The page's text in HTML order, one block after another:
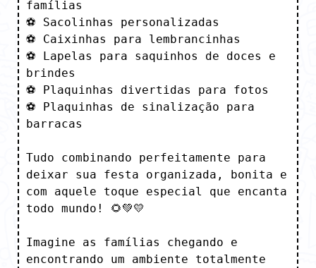
famílias
⚽ Sacolinhas personalizadas
⚽ Caixinhas para lembrancinhas
⚽ Lapelas para saquinhos de doces e
brindes
⚽ Plaquinhas divertidas para fotos
⚽ Plaquinhas de sinalização para
barracas
Tudo combinando perfeitamente para
deixar sua festa organizada, bonita e
com aquele toque especial que encanta
todo mundo! 🌻💚💛
Imagine as famílias chegando e
encontrando um ambiente totalmente